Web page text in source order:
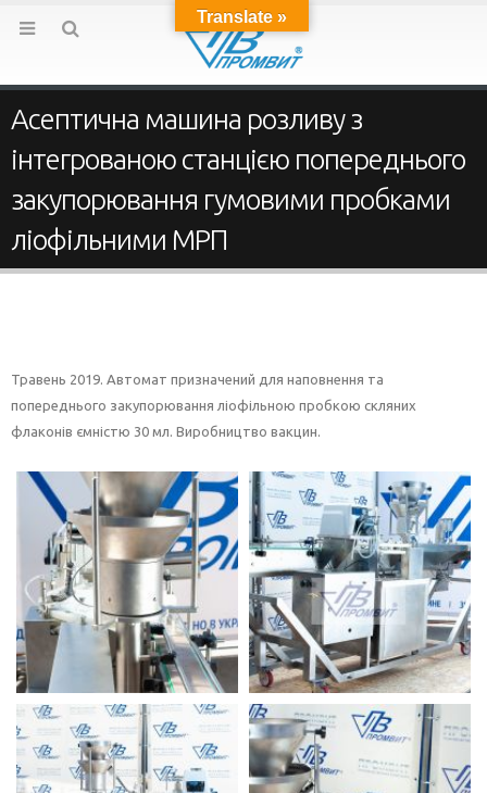
Асептична машина розливу з
інтегрованою станцією попереднього
закупорювання гумовими пробками
ліофільними МРП
Травень 2019. Автомат призначений для наповнення та
попереднього закупорювання ліофільною пробкою скляних
флаконів ємністю 30 мл. Виробництво вакцин.
Translate »